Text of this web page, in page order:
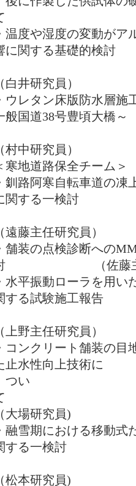
（山越
温度や湿度の変動が
に関する基礎的検討
（白井研究員）
ウレタン床版防水層
般国道38号豊頃大橋～
（村中研究員）
寒地道路保全チーム＞
釧路阿寒自転車道の
関する一検討
（遠藤主任研究員）
舗装の点検診断への
（佐藤主任
水平振動ローラを用
する試験施工報告
（上野主任研究員）
コンクリート舗装の
止水性向上技術に
つい
（大場研究員)
融雪期における移動
する一検討
（松本研究員)